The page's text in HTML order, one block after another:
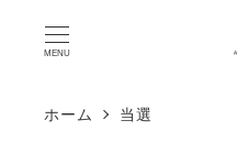
MENU
ホーム 当選